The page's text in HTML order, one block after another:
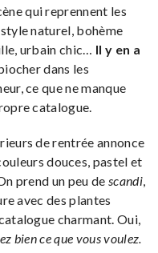
qui reprennent les
style naturel, bohème
urbain chic… Il y en a
dans les
ce que ne manque
catalogue.
de rentrée annonce
douces, pastel et
prend un peu de scandi,
avec des plantes
charmant. Oui,
bien ce que vous voulez.